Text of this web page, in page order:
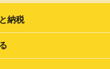
納税